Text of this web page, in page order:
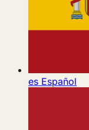
es Español